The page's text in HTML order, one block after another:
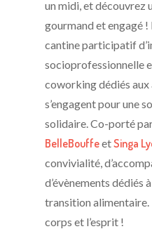
un midi, et découvrez
gourmand et engagé !
cantine participatif
socioprofessionnelle
coworking dédiés
s’engagent pour une
solidaire. Co-porté
BelleBouffeetSinga
convivialité,
d’évènements dédiés
transition
corps et l’esprit !